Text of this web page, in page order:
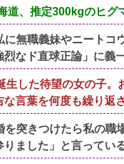
道、推定300kgのヒ
に無職義妹やニートコ
烈なド直球正論」に義
生した待望の女の子。
言葉を何度も繰り返
を突きつけたら私の職
りました」と言ってい